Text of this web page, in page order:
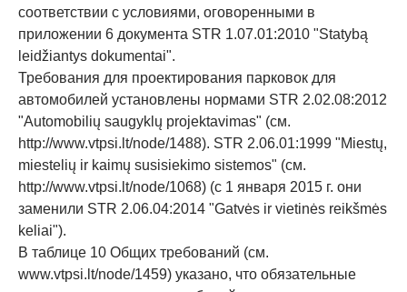
соответствии с условиями, оговоренными в
приложении 6 документа STR 1.07.01:2010 "Statybą
leidžiantys dokumentai".
Требования для проектирования парковок для
автомобилей установлены нормами STR 2.02.08:2012
"Automobilių saugyklų projektavimas" (см.
http://www.vtpsi.lt/node/1488). STR 2.06.01:1999 "Miestų,
miestelių ir kaimų susisiekimo sistemos" (см.
http://www.vtpsi.lt/node/1068) (с 1 января 2015 г. они
заменили STR 2.06.04:2014 "Gatvės ir vietinės reikšmės
keliai").
В таблице 10 Общих требований (см.
www.vtpsi.lt/node/1459) указано, что обязательные